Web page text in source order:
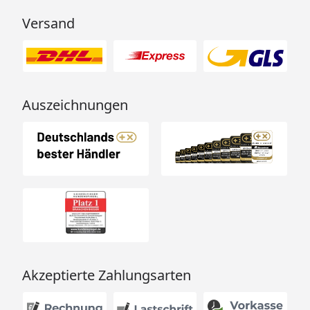
Versand
Auszeichnungen
Akzeptierte Zahlungsarten